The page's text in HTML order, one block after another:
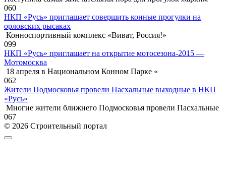
060
НКП «Русь» приглашает совершить конные прогулки на
орловских рысаках
Конноспортивный комплекс «Виват, Россия!»
099
НКП «Русь» приглашает на открытие мотосезона-2015 —
Мотомосква
18 апреля в Национальном Конном Парке «
062
Жители Подмосковья провели Пасхальные выходные в НКП
«Русь»
Многие жители ближнего Подмосковья провели Пасхальные
067
© 2026 Строительный портал